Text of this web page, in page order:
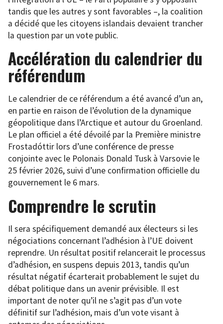
tandis que les autres y sont favorables –, la coalition
a décidé que les citoyens islandais devaient trancher
la question par un vote public.
Accélération du calendrier du
référendum
Le calendrier de ce référendum a été avancé d’un an,
en partie en raison de l’évolution de la dynamique
géopolitique dans l’Arctique et autour du Groenland.
Le plan officiel a été dévoilé par la Première ministre
Frostadóttir lors d’une conférence de presse
conjointe avec le Polonais Donald Tusk à Varsovie le
25 février 2026, suivi d’une confirmation officielle du
gouvernement le 6 mars.
Comprendre le scrutin
Il sera spécifiquement demandé aux électeurs si les
négociations concernant l’adhésion à l’UE doivent
reprendre. Un résultat positif relancerait le processus
d’adhésion, en suspens depuis 2013, tandis qu’un
résultat négatif écarterait probablement le sujet du
débat politique dans un avenir prévisible. Il est
important de noter qu’il ne s’agit pas d’un vote
définitif sur l’adhésion, mais d’un vote visant à